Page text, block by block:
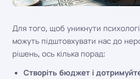
Для того, щоб уникнути
можуть підштовхувати нас до
рішень, ось кілька порад:
Створіть бюджет і